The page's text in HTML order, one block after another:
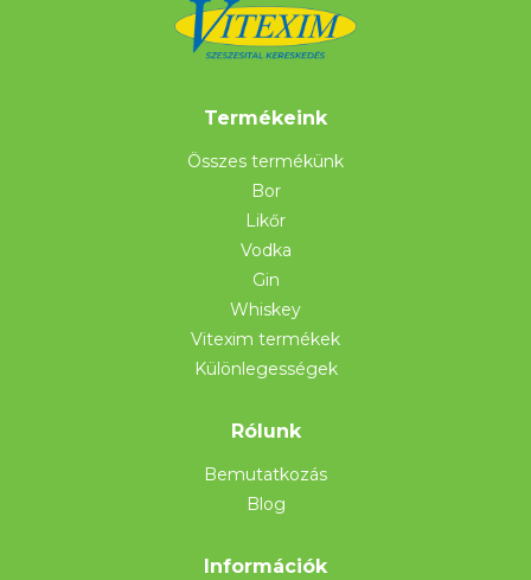
Termékeink
Összes termékünk
Bor
Likőr
Vodka
Gin
Whiskey
Vitexim termékek
Különlegességek
Rólunk
Bemutatkozás
Blog
Információk